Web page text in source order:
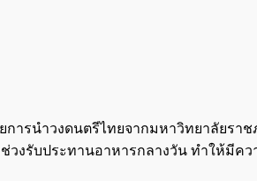
ารนำวงดนตรีไทยจากมหาวิทยาลัยร
งรับประทานอาหารกลางวัน ทำให้มีค